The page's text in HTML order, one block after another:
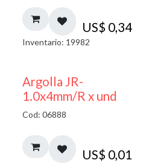
US$ 0,34
Inventario: 19982
Argolla JR-
1.0x4mm/R x und
Cod: 06888
US$ 0,01